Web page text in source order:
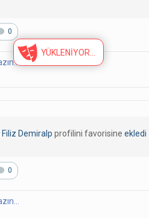
YÜKLENİYOR
0
Filiz Demiralp profilini favorisine ekledi
0